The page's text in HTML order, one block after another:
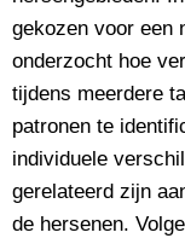
gekozen voor een
onderzocht hoe
tijdens meerdere
patronen te
individuele
gerelateerd zijn
de hersenen.